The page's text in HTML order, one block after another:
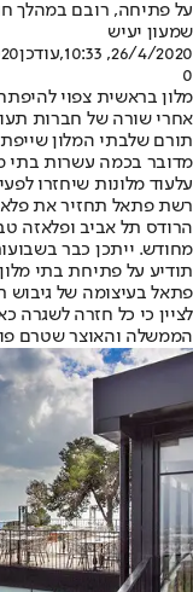
על פתיחה, רובם במהלך
שמעון יעיש
26/4/2020, 10:33
,עודכן
0
מלון בראשית צפוי
אחרי שורה של חברות
תורם שלבתי המלון
מדובר בכמה עשרות בתי
עלעוד מלונות שיחזרו
רשת פתאל תחזיר את
מחודש. ייתכן כבר
תודיע על פתיחת בתי
פתאל בעיצומה של גיבוש
לציין כי כל חזרה לשגרה
הממשלה והאוצר שטרם